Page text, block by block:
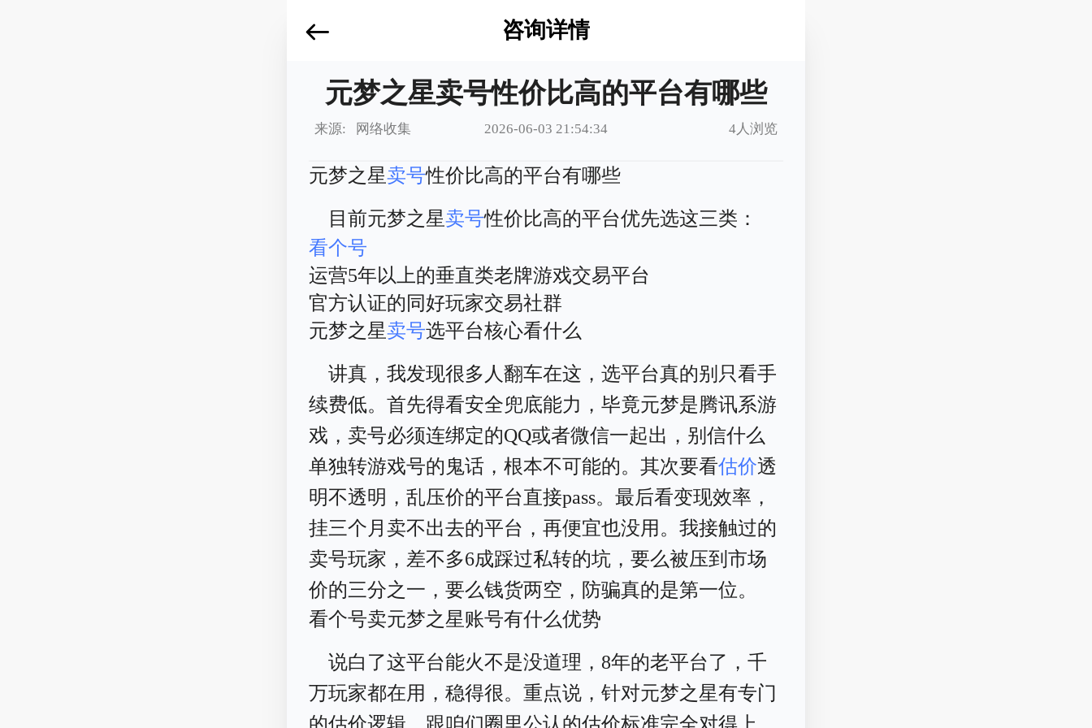
咨询详情
元梦之星卖号性价比高的平台有哪些
来源: 网络收集 2026-06-03 21:54:34 4人浏览
元梦之星卖号性价比高的平台有哪些
目前元梦之星卖号性价比高的平台优先选这三类：
看个号
运营5年以上的垂直类老牌游戏交易平台
官方认证的同好玩家交易社群
元梦之星卖号选平台核心看什么
讲真，我发现很多人翻车在这，选平台真的别只看手
续费低。首先得看安全兜底能力，毕竟元梦是腾讯系游
戏，卖号必须连绑定的QQ或者微信一起出，别信什么
单独转游戏号的鬼话，根本不可能的。其次要看估价透
明不透明，乱压价的平台直接pass。最后看变现效率，
挂三个月卖不出去的平台，再便宜也没用。我接触过的
卖号玩家，差不多6成踩过私转的坑，要么被压到市场
价的三分之一，要么钱货两空，防骗真的是第一位。
看个号卖元梦之星账号有什么优势
说白了这平台能火不是没道理，8年的老平台了，千
万玩家都在用，稳得很。重点说，针对元梦之星有专门
的估价逻辑，跟咱们圈里公认的估价标准完全对得上，